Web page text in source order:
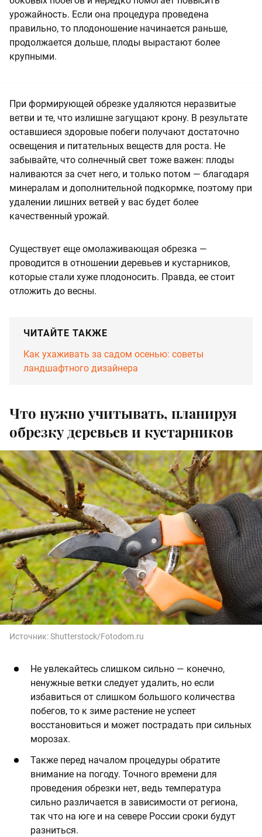
урожайность. Если она процедура проведена
правильно, то плодоношение начинается раньше,
продолжается дольше, плоды вырастают более
крупными.
При формирующей обрезке удаляются неразвитые
ветви и те, что излишне загущают крону. В результате
оставшиеся здоровые побеги получают достаточно
освещения и питательных веществ для роста. Не
забывайте, что солнечный свет тоже важен: плоды
наливаются за счет него, и только потом — благодаря
минералам и дополнительной подкормке, поэтому при
удалении лишних ветвей у вас будет более
качественный урожай.
Существует еще омолаживающая обрезка —
проводится в отношении деревьев и кустарников,
которые стали хуже плодоносить. Правда, ее стоит
отложить до весны.
ЧИТАЙТЕ ТАКЖЕ
Как ухаживать за садом осенью: советы
ландшафтного дизайнера
Что нужно учитывать, планируя
обрезку деревьев и кустарников
Источник:Shutterstock/Fotodom.ru
Не увлекайтесь слишком сильно — конечно,
ненужные ветки следует удалить, но если
избавиться от слишком большого количества
побегов, то к зиме растение не успеет
восстановиться и может пострадать при сильных
морозах.
Также перед началом процедуры обратите
внимание на погоду. Точного времени для
проведения обрезки нет, ведь температура
сильно различается в зависимости от региона,
так что на юге и на севере России сроки будут
разниться.